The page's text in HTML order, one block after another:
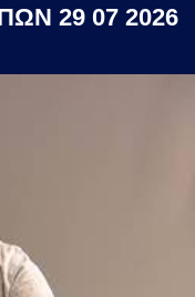
29 07 2026